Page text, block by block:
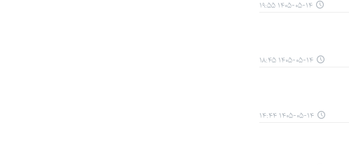
۱۴۰۵-۰۵-۱۴ ۱۹:۵۵
۱۴۰۵-۰۵-۱۴ ۱۸:۴۵
۱۴۰۵-۰۵-۱۴ ۱۴:۴۴